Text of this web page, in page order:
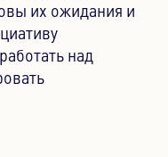
их ожидания и
над